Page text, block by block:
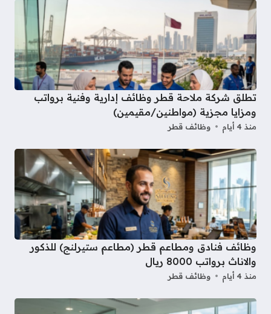
تطلق شركة ملاحة قطر وظائف إدارية وفنية برواتب
ومزايا مجزية (مواطنين/مقيمين)
منذ 4 أيام وظائف قطر
وظائف فنادق ومطاعم قطر (مطاعم ستيرلنج) للذكور
والاناث برواتب 8000 ريال
منذ 4 أيام وظائف قطر